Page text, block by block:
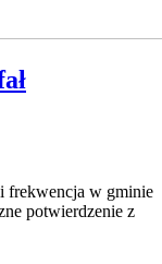
frekwencja w gminie
potwierdzenie z